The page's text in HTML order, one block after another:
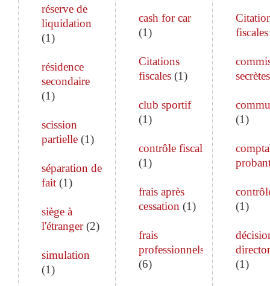
réserve de
liquidation
(1)
résidence
secondaire
(1)
scission
partielle (1)
séparation de
fait (1)
siège à
l'étranger(2)
simulation
(1)
cash for car
(1)
Citations
fiscales(1)
club sportif
(1)
contrôle fiscal
(1)
frais après
cessation (1)
frais
professionnels
(6)
fiscales
secrètes
(1)
(1)
(1)